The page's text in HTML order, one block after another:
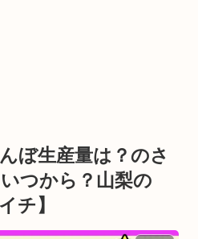
ぼ生産量は？のさ
つから？山梨の
チ】